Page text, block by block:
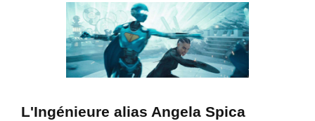
L'Ingénieure alias Angela Spica